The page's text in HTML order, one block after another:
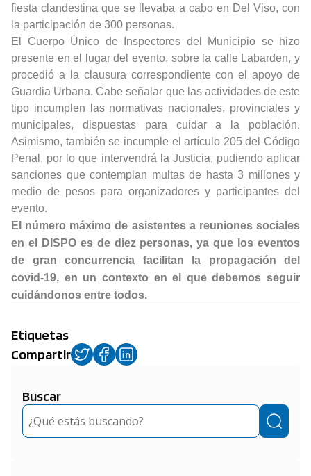
fiesta clandestina que se llevaba a cabo en Del Viso, con
la participación de 300 personas.
El Cuerpo Único de Inspectores del Municipio se hizo
presente en el lugar del evento, sobre la calle Labarden, y
procedió a la clausura correspondiente con el apoyo de
Guardia Urbana. Cabe señalar que las actividades de este
tipo incumplen las normativas nacionales, provinciales y
municipales, dispuestas para cuidar a la población.
Asimismo, también se incumple el artículo 205 del Código
Penal, por lo que intervendrá la Justicia, pudiendo aplicar
sanciones que contemplan multas de hasta 3 millones y
medio de pesos para organizadores y participantes del
evento.
El número máximo de asistentes a reuniones sociales
en el DISPO es de diez personas, ya que los eventos
de gran concurrencia facilitan la propagación del
covid-19, en un contexto en el que debemos seguir
cuidándonos entre todos.
Etiquetas
Compartir
Buscar
Buscar